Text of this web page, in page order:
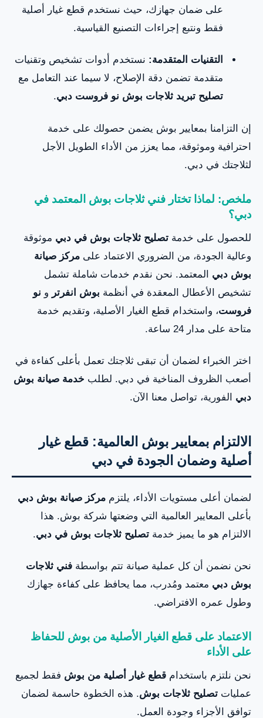
على ضمان جهازك، حيث نستخدم قطع غيار أصلية
فقط ونتبع إجراءات التصنيع القياسية.
التقنيات المتقدمة: نستخدم أدوات تشخيص وتقنيات
متقدمة تضمن دقة الإصلاح، لا سيما عند التعامل مع
تصليح تبريد ثلاجات بوش نو فروست دبي.
إن التزامنا بمعايير بوش يضمن حصولك على خدمة
احترافية وموثوقة، مما يعزز من الأداء الطويل الأجل
لثلاجتك في دبي.
ملخص: لماذا تختار فني ثلاجات بوش المعتمد في
دبي؟
للحصول على خدمة تصليح ثلاجات بوش في دبي موثوقة
وعالية الجودة، من الضروري الاعتماد على مركز صيانة
بوش دبي المعتمد. نحن نقدم خدمات شاملة تشمل
تشخيص الأعطال المعقدة في أنظمة بوش انفرتر و نو
فروست، واستخدام قطع الغيار الأصلية، وتقديم خدمة
متاحة على مدار 24 ساعة.
اختر الخبراء لضمان أن تبقى ثلاجتك تعمل بأعلى كفاءة في
أصعب الظروف المناخية في دبي. لطلب خدمة صيانة بوش
دبي الفورية، تواصل معنا الآن.
الالتزام بمعايير بوش العالمية: قطع غيار
أصلية وضمان الجودة في دبي
لضمان أعلى مستويات الأداء، يلتزم مركز صيانة بوش دبي
بأعلى المعايير العالمية التي وضعتها شركة بوش. هذا
الالتزام هو ما يميز خدمة تصليح ثلاجات بوش في دبي
نحن نضمن أن كل عملية صيانة تتم بواسطة فني ثلاجات
بوش دبي معتمد ومُدرب، مما يحافظ على كفاءة جهازك
وطول عمره الافتراضي.
الاعتماد على قطع الغيار الأصلية من بوش للحفاظ
على الأداء
نحن نلتزم باستخدام قطع غيار أصلية من بوش فقط لجميع
عمليات تصليح ثلاجات بوش. هذه الخطوة حاسمة لضمان
توافق الأجزاء وجودة العمل.